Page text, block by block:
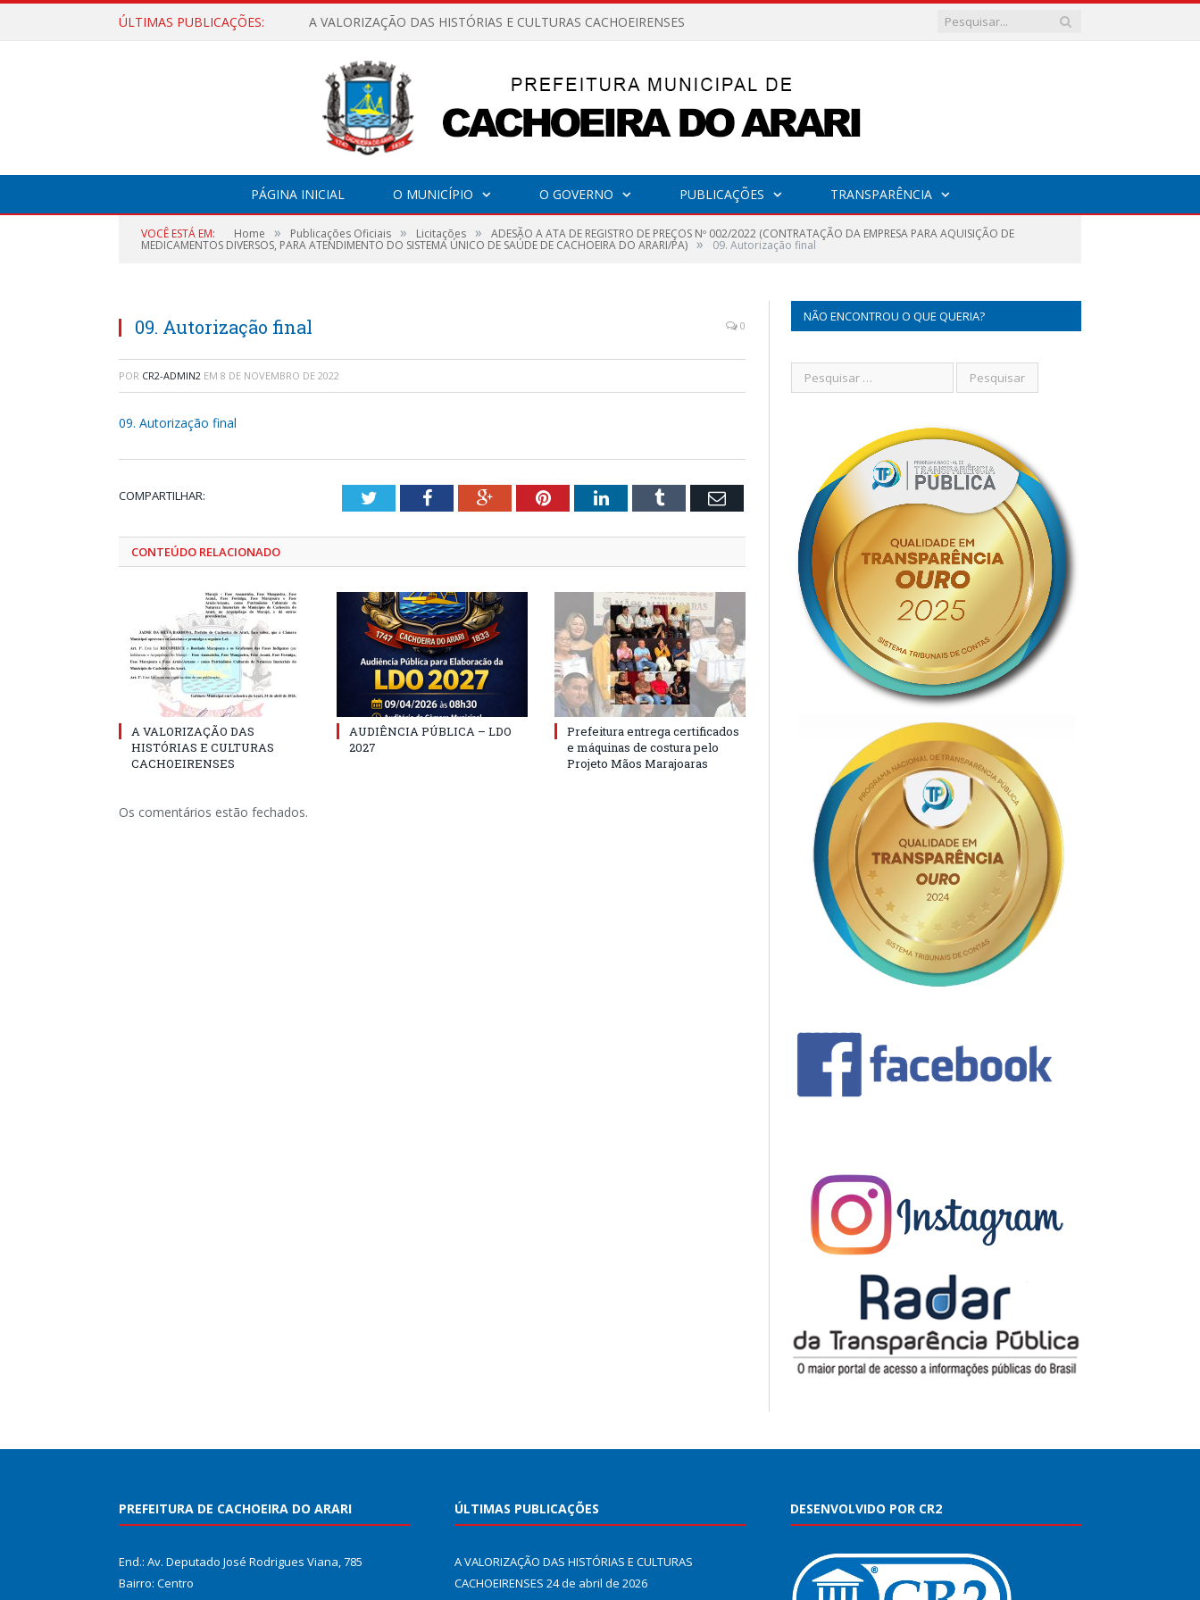
ÚLTIMAS PUBLICAÇÕES: A VALORIZAÇÃO DAS HISTÓRIAS E CULTURAS CACHOEIRENSES
PÁGINA INICIAL O MUNICÍPIO O GOVERNO PUBLICAÇÕES TRANSPARÊNCIA
VOCÊ ESTÁ EM: Home » Publicações Oficiais » Licitações » ADESÃO A ATA DE REGISTRO DE PREÇOS Nº 002/2022 (CONTRATAÇÃO DA EMPRESA PARA AQUISIÇÃO DE
MEDICAMENTOS DIVERSOS, PARA ATENDIMENTO DO SISTEMA ÚNICO DE SAÚDE DE CACHOEIRA DO ARARI/PA) » 09. Autorização final
09. Autorização final 0
POR CR2-ADMIN2 EM 8 DE NOVEMBRO DE 2022
09. Autorização final
COMPARTILHAR: TwitterFacebookGoogle+PinterestLinkedInTumblr Email
CONTEÚDO RELACIONADO
A VALORIZAÇÃO DAS
HISTÓRIAS E CULTURAS
CACHOEIRENSES
AUDIÊNCIA PÚBLICA – LDO
2027
Prefeitura entrega certificados
e máquinas de costura pelo
Projeto Mãos Marajoaras
Os comentários estão fechados.
NÃO ENCONTROU O QUE QUERIA?
PREFEITURA DE CACHOEIRA DO ARARI
End.: Av. Deputado José Rodrigues Viana, 785
Bairro: Centro
ÚLTIMAS PUBLICAÇÕES
A VALORIZAÇÃO DAS HISTÓRIAS E CULTURAS
CACHOEIRENSES 24 de abril de 2026
DESENVOLVIDO POR CR2